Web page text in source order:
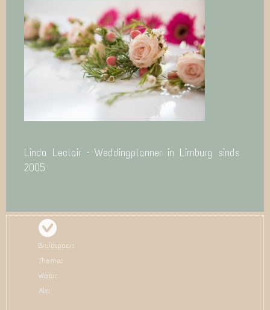
Linda Leclair – Weddingplanner in Limburg sinds
2005
Bruidspaar:
Thema:
Waar:
Als: